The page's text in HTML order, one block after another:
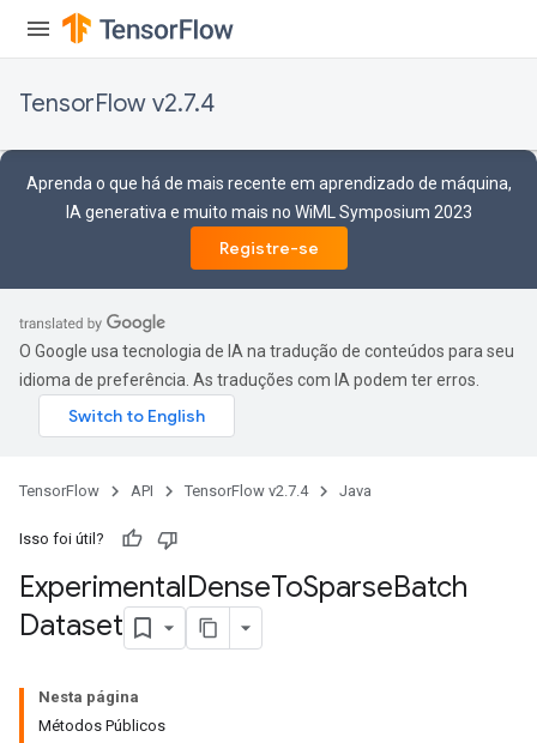
TensorFlow v2.7.4
Aprenda o que há de mais recente em aprendizado de máquina,
IA generativa e muito mais no WiML Symposium 2023
Registre-se
O Google usa tecnologia de IA na tradução de conteúdos para seu
idioma de preferência. As traduções com IA podem ter erros.
TensorFlow API TensorFlow v2.7.4 Java
Isso foi útil?
ExperimentalDenseToSparseBatch
Dataset
Nesta página
Métodos Públicos